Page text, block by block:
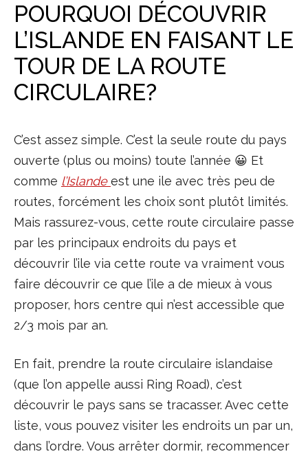
POURQUOI DÉCOUVRIR
L’ISLANDE EN FAISANT LE
TOUR DE LA ROUTE
CIRCULAIRE?
C’est assez simple. C’est la seule route du pays
ouverte (plus ou moins) toute l’année 😀 Et
comme l’Islande est une ile avec très peu de
routes, forcément les choix sont plutôt limités.
Mais rassurez-vous, cette route circulaire passe
par les principaux endroits du pays et
découvrir l’ile via cette route va vraiment vous
faire découvrir ce que l’ile a de mieux à vous
proposer, hors centre qui n’est accessible que
2/3 mois par an.
En fait, prendre la route circulaire islandaise
(que l’on appelle aussi Ring Road), c’est
découvrir le pays sans se tracasser. Avec cette
liste, vous pouvez visiter les endroits un par un,
dans l’ordre. Vous arrêter dormir, recommencer